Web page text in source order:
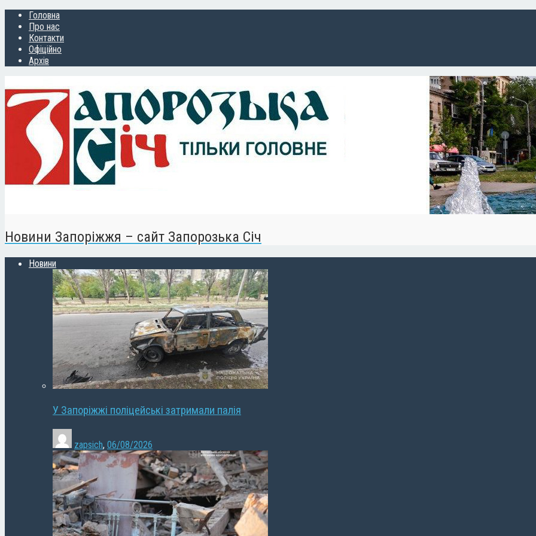
Головна
Про нас
Контакти
Офіційно
Архів
Новини Запоріжжя – сайт Запорозька Січ
Новини
У Запоріжжі поліцейські затримали палія
zapsich, 06/08/2026